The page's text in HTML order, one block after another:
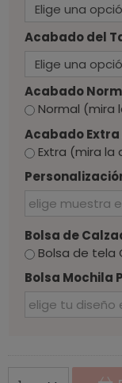
Acabado del
Acabado
Normal (mira
Acabado
Extra (mira la
Bolsa de
Bolsa de tela
Bolsa Mochila